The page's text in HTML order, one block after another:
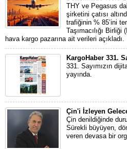
THY ve Pegasus
şirketini çatısı
trafiğinin % 85’ini
Taşımacılığı
hava kargo pazarına ait verileri açıkladı.
KargoHaber 331.
331. Sayımızın
yayında.
Çin'i İzleyen
Çin denildiğinde
Sürekli büyüyen,
veren devasa bir